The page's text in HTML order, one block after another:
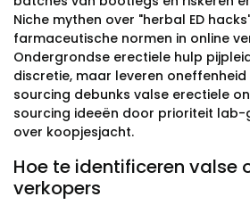
Niche mythen over "herbal ED
farmaceutische normen in online
Ondergrondse erectiele hulp
discretie, maar leveren oneffenheid
sourcing debunks valse erectiele
sourcing ideeën door prioriteit
over koopjesjacht.
Hoe te identificeren valse
verkopers